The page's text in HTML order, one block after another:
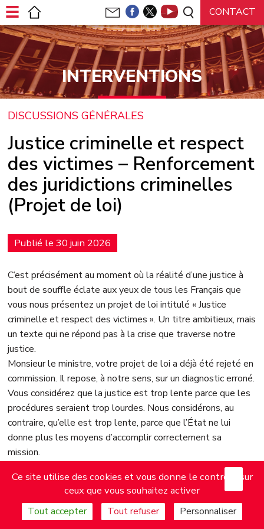
INTERVENTIONS
DISCUSSIONS GÉNÉRALES
Justice criminelle et respect
des victimes –⁠ Renforcement
des juridictions criminelles
(Projet de loi)
Publié le 30 juin 2026
C’est précisément au moment où la réalité d’une justice à
bout de souffle éclate aux yeux de tous les Français que
vous nous présentez un projet de loi intitulé « Justice
criminelle et respect des victimes ». Un titre ambitieux, mais
un texte qui ne répond pas à la crise que traverse notre
justice.
Monsieur le ministre, votre projet de loi a déjà été rejeté en
commission. Il repose, à notre sens, sur un diagnostic erroné.
Vous considérez que la justice est trop lente parce que les
procédures seraient trop lourdes. Nous considérons, au
contraire, qu’elle est trop lente, parce que l’État ne lui
donne plus les moyens d’accomplir correctement sa
mission.
Votre seule réponse consiste à adapter les règles aux
pénuries que vous entretenez. On l’a vu à propos de votre
procédure de jugement des crimes reconnus, ce plaider-
coupable criminel, qui a suscité une opposition massive des
Panneau de gestion des cookies
Ce site utilise des cookies et vous donne le contrôle sur
ceux que vous souhaitez activer
Tout accepter Tout refuser Personnaliser